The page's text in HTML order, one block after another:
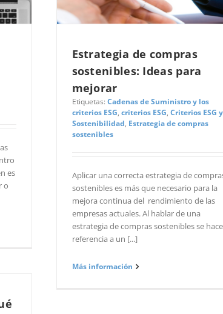
es
o
Estrategia de compras
sostenibles: Ideas para
mejorar
Etiquetas: Cadenas de Suministro y los
criterios ESG, criterios ESG, Criterios ESG y
Sostenibilidad, Estrategia de compras
sostenibles
Aplicar una correcta estrategia de
sostenibles es más que necesario para la
mejora continua del rendimiento de las
empresas actuales. Al hablar de una
estrategia de compras sostenibles se hace
referencia a un [...]
Más información
de empresa para selección automática
Empresa mediana
contactos
compra